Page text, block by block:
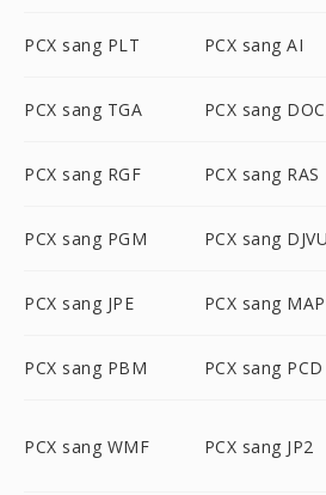
PCX sang PLT PCX sang AI
PCX sang TGA PCX sang
PCX sang RGF PCX sang RAS
PCX sang PGM PCX sang DJVU
PCX sang JPE PCX sang MAP
PCX sang PBM PCX sang PCD
PCX sang WMF PCX sang JP2